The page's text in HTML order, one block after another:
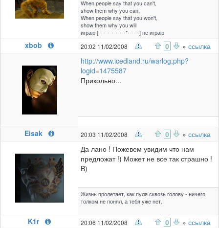
When people say that you can't,
show them why you can,
When people say that you won't,
show them why you will
играю [--------------*------] не играю
xbob 20:02 11/02/2008 0 » ссылка
http://www.icedland.ru/warlog.php?
logid=1475587
Прикольно...
Eisak 20:03 11/02/2008 0 » ссылка
Да лано ! Пожевем увидим что нам
предложат !) Может не все так страшно !
B)
Жизнь пролетает, как пуля сквозь голову - ничего
толком не понял, а тебя уже нет.
K1r 20:06 11/02/2008 0 » ссылка